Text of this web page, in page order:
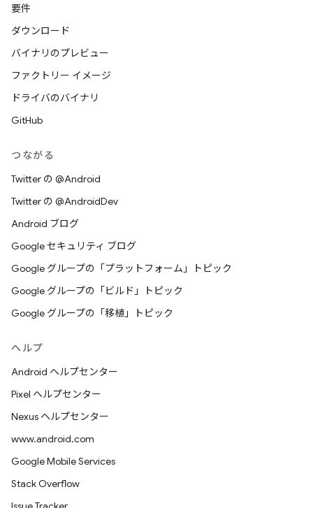
要件
ダウンロード
バイナリのプレビュー
ファクトリー イメージ
ドライバのバイナリ
GitHub
つながる
Twitter の @Android
Twitter の @AndroidDev
Android ブログ
Google セキュリティ ブログ
Google グループの「プラットフォーム」トピック
Google グループの「ビルド」トピック
Google グループの「移植」トピック
ヘルプ
Android ヘルプセンター
Pixel ヘルプセンター
Nexus ヘルプセンター
www.android.com
Google Mobile Services
Stack Overflow